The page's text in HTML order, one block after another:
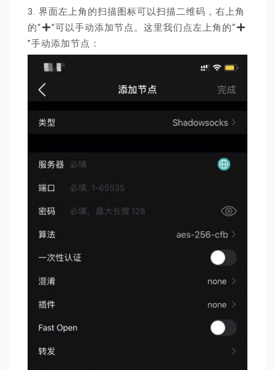
3. 界面左上角的扫描图标可以扫描二维码，右上角
的“
”可以手动添加节点。这里我们点左上角的“
”手动添加节点：